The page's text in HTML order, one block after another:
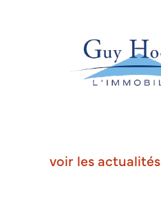
voir les actualités